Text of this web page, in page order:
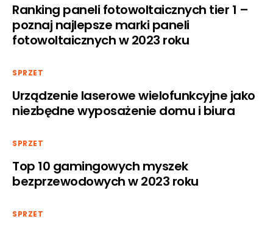
Ranking paneli fotowoltaicznych tier 1 –
poznaj najlepsze marki paneli
fotowoltaicznych w 2023 roku
SPRZET
Urządzenie laserowe wielofunkcyjne jako
niezbędne wyposażenie domu i biura
SPRZET
Top 10 gamingowych myszek
bezprzewodowych w 2023 roku
SPRZET